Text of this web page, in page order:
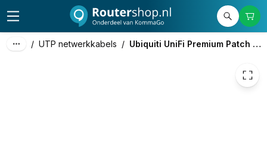
/ UTP netwerkkabels / Ubiquiti UniFi Premium Patch Cable Indoor